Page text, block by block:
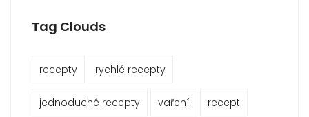
Tag Clouds
recepty rychlé recepty
jednoduché recepty vaření recept